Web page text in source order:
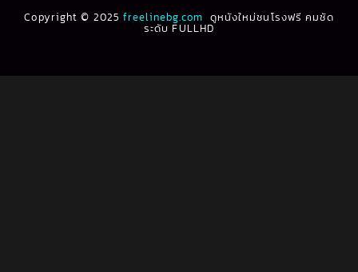
Biography ชีวประวัติ (61)
1991
1990
1987
1986
Copyright © 2025freelinebg.com ดูหนังใหม่ชนโรงฟรี คมชัด
ระดับ FULLHD